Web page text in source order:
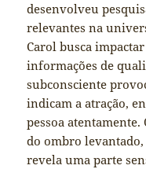
desenvolveu
relevantes na
Carol busca
informações de
subconsciente
indicam a atração,
pessoa
do ombro levantado,
revela uma parte